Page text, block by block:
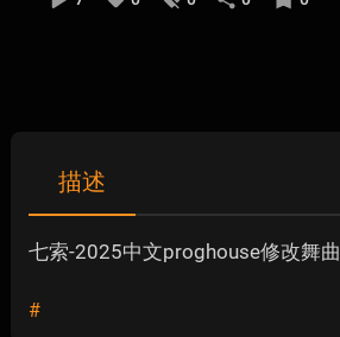
描述
七索-2025中文proghouse修改舞曲
#